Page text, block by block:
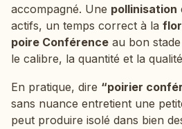
accompagné. Une pollinisation
actifs, un temps correct à la
poire Conférence au bon
le calibre, la quantité et la
En pratique, dire “poirier
sans nuance entretient une
peut produire isolé dans bien